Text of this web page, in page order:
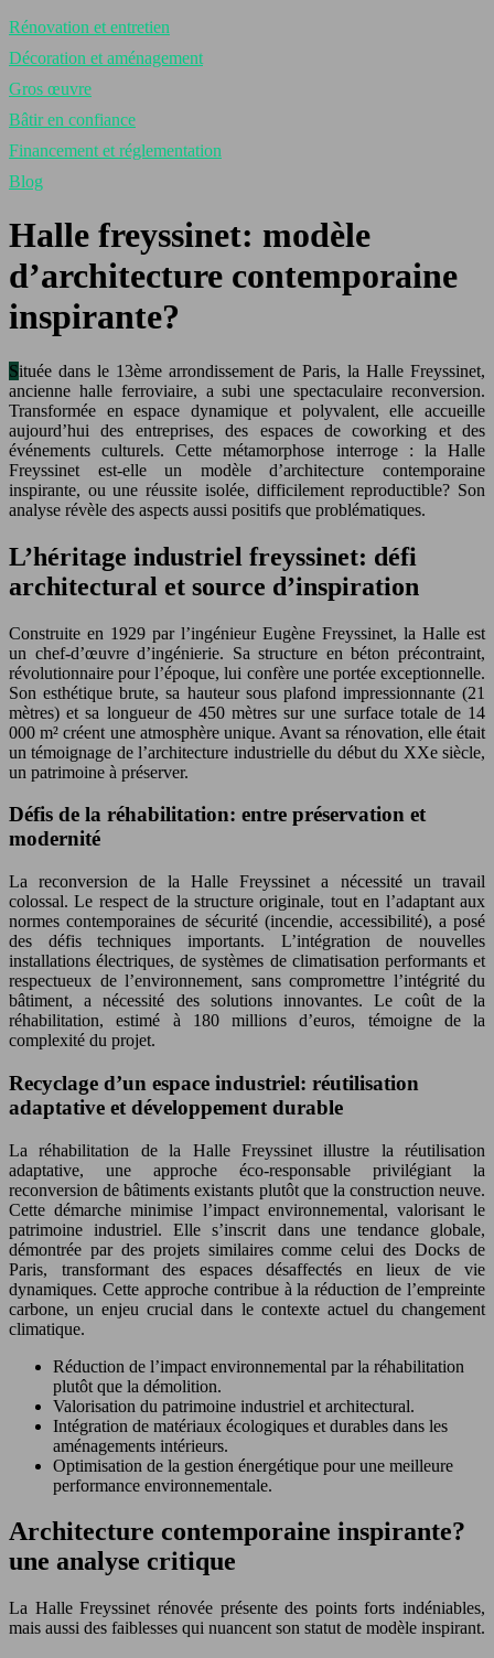
Rénovation et entretien
Décoration et aménagement
Gros œuvre
Bâtir en confiance
Financement et réglementation
Blog
Halle freyssinet: modèle
d’architecture contemporaine
inspirante?
Située dans le 13ème arrondissement de Paris, la Halle Freyssinet,
ancienne halle ferroviaire, a subi une spectaculaire reconversion.
Transformée en espace dynamique et polyvalent, elle accueille
aujourd’hui des entreprises, des espaces de coworking et des
événements culturels. Cette métamorphose interroge : la Halle
Freyssinet est-elle un modèle d’architecture contemporaine
inspirante, ou une réussite isolée, difficilement reproductible? Son
analyse révèle des aspects aussi positifs que problématiques.
L’héritage industriel freyssinet: défi
architectural et source d’inspiration
Construite en 1929 par l’ingénieur Eugène Freyssinet, la Halle est
un chef-d’œuvre d’ingénierie. Sa structure en béton précontraint,
révolutionnaire pour l’époque, lui confère une portée exceptionnelle.
Son esthétique brute, sa hauteur sous plafond impressionnante (21
mètres) et sa longueur de 450 mètres sur une surface totale de 14
000 m² créent une atmosphère unique. Avant sa rénovation, elle était
un témoignage de l’architecture industrielle du début du XXe siècle,
un patrimoine à préserver.
Défis de la réhabilitation: entre préservation et
modernité
La reconversion de la Halle Freyssinet a nécessité un travail
colossal. Le respect de la structure originale, tout en l’adaptant aux
normes contemporaines de sécurité (incendie, accessibilité), a posé
des défis techniques importants. L’intégration de nouvelles
installations électriques, de systèmes de climatisation performants et
respectueux de l’environnement, sans compromettre l’intégrité du
bâtiment, a nécessité des solutions innovantes. Le coût de la
réhabilitation, estimé à 180 millions d’euros, témoigne de la
complexité du projet.
Recyclage d’un espace industriel: réutilisation
adaptative et développement durable
La réhabilitation de la Halle Freyssinet illustre la réutilisation
adaptative, une approche éco-responsable privilégiant la
reconversion de bâtiments existants plutôt que la construction neuve.
Cette démarche minimise l’impact environnemental, valorisant le
patrimoine industriel. Elle s’inscrit dans une tendance globale,
démontrée par des projets similaires comme celui des Docks de
Paris, transformant des espaces désaffectés en lieux de vie
dynamiques. Cette approche contribue à la réduction de l’empreinte
carbone, un enjeu crucial dans le contexte actuel du changement
climatique.
Réduction de l’impact environnemental par la réhabilitation
plutôt que la démolition.
Valorisation du patrimoine industriel et architectural.
Intégration de matériaux écologiques et durables dans les
aménagements intérieurs.
Optimisation de la gestion énergétique pour une meilleure
performance environnementale.
Architecture contemporaine inspirante?
une analyse critique
La Halle Freyssinet rénovée présente des points forts indéniables,
mais aussi des faiblesses qui nuancent son statut de modèle inspirant.